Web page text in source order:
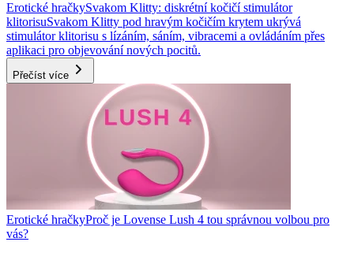
Erotické hračkySvakom Klitty: diskrétní kočičí stimulátor
klitorisuSvakom Klitty pod hravým kočičím krytem ukrývá
stimulátor klitorisu s lízáním, sáním, vibracemi a ovládáním přes
aplikaci pro objevování nových pocitů.
Přečíst více
Erotické hračkyProč je Lovense Lush 4 tou správnou volbou pro
vás?